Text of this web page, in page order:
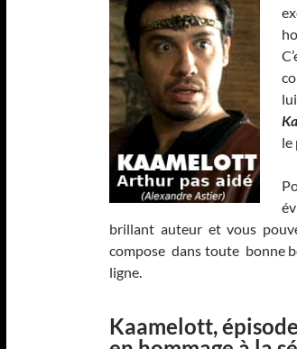
le
brillant auteur et vous
compose dans toute bonne
ligne.
Kaamelott,